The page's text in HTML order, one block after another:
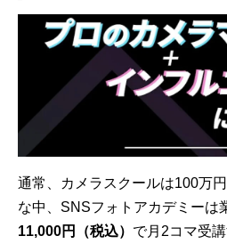
通常、カメラスクールは100万
な中、SNSフォトアカデミーは
11,000円（税込） で月2コマ受